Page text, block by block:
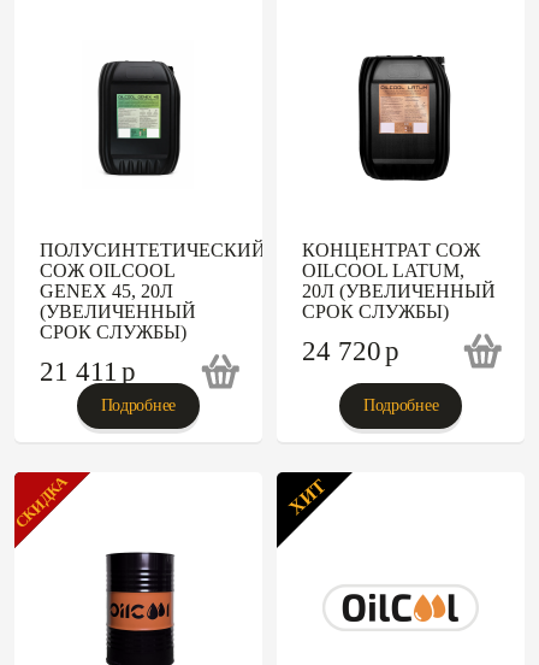
ПОЛУСИНТЕТИЧЕСКИЙ
СОЖ OILCOOL
GENEX 45, 20Л
(УВЕЛИЧЕННЫЙ
СРОК СЛУЖБЫ)
21 411p
Подробнее
КОНЦЕНТРАТ СОЖ
OILCOOL LATUM,
20Л (УВЕЛИЧЕННЫЙ
СРОК СЛУЖБЫ)
24 720p
Подробнее
ХИТ
СКИДКА ХИТ